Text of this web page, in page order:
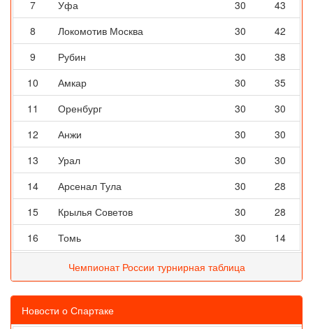
7
Уфа 30
43
8
Локомотив Москва 30
42
9
Рубин 30
38
10
Амкар 30
35
11
Оренбург 30
30
12
Анжи 30
30
13
Урал 30
30
14
Арсенал Тула 30
28
15
Крылья Советов 30
28
16
Томь 30 14
Чемпионат России турнирная таблица
Новости о Спартаке